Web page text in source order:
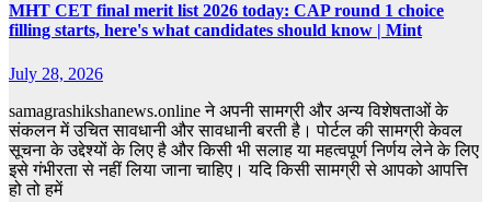
MHT CET final merit list 2026 today: CAP round 1 choice
filling starts, here's what candidates should know | Mint
July 28, 2026
samagrashikshanews.online ने अपनी सामग्री और अन्य विशेषताओं के
संकलन में उचित सावधानी और सावधानी बरती है। पोर्टल की सामग्री केवल
सूचना के उद्देश्यों के लिए है और किसी भी सलाह या महत्वपूर्ण निर्णय लेने के लिए
इसे गंभीरता से नहीं लिया जाना चाहिए। यदि किसी सामग्री से आपको आपत्ति
हो तो हमें